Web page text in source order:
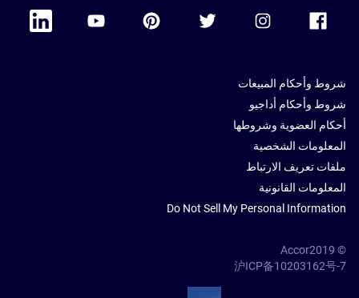
Accor Facebook
Accor Twitter
Accor Pinterest
Accor Youtube
Linkedin
شروط وأحكام المبيعات
شروط وأحكام أداجيو
أحكام العضوية وشروطها
المعلومات الشخصية
ملفات تعريف الارتباط
المعلومات القانونية
Do Not Sell My Personal Information
© Accor2019
沪ICP备10203162号-7